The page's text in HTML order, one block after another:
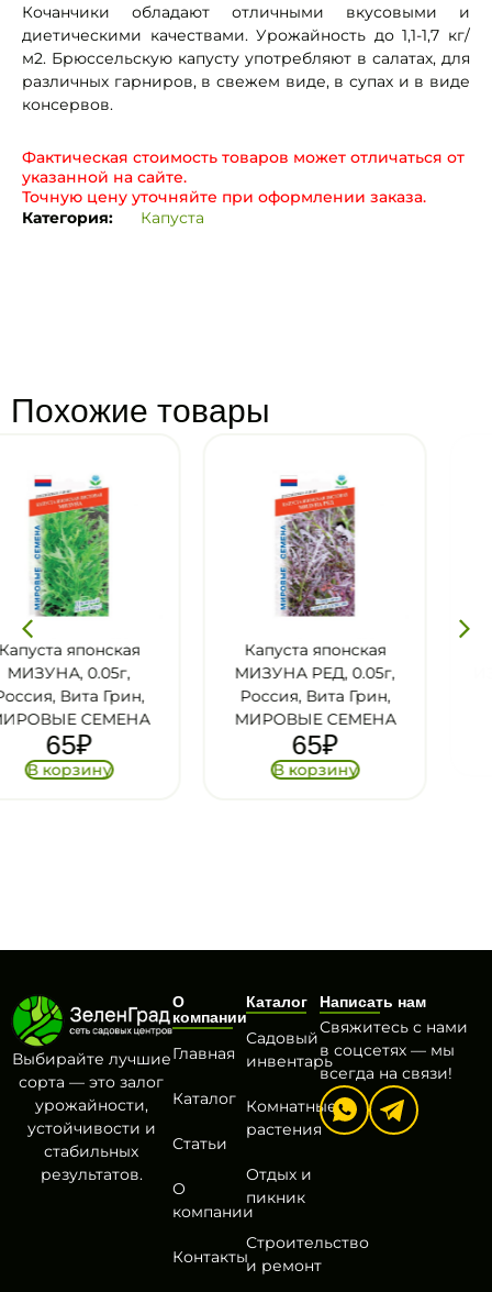
Кочанчики обладают отличными вкусовыми и
диетическими качествами. Урожайность до 1,1-1,7 кг/
м2. Брюссельскую капусту употребляют в салатах, для
различных гарниров, в свежем виде, в супах и в виде
консервов.
Фактическая стоимость товаров может отличаться от
указанной на сайте.
Точную цену уточняйте при оформлении заказа.
Категория:
Капуста
Похожие товары
Капуста японская
МИЗУНА РЕД, 0.05г,
Россия, Вита Грин,
МИРОВЫЕ СЕМЕНА
Капуста японская
ИЗУМРУДНЫЙ
29
Выбирайте лучшие
сорта — это залог
урожайности,
устойчивости и
стабильных
результатов.
О
компании
Главная
Каталог
Статьи
О
компании
Контакты
Каталог
Садовый
инвентарь
Комнатные
растения
Отдых и
пикник
Строительство
и ремонт
Написать нам
Свяжитесь с нами
в соцсетях — мы
всегда на связи!